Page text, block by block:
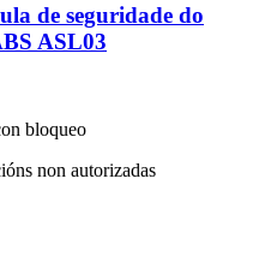
de seguridade do
ASL03
bloqueo
non autorizadas